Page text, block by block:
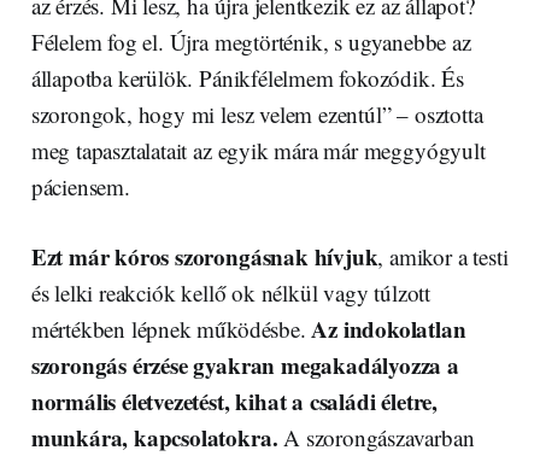
Félelem fog el. Újra megtörténik, s ugyanebbe az
állapotba kerülök. Pánikfélelmem fokozódik. És
szorongok, hogy mi lesz velem ezentúl” – osztotta
meg tapasztalatait az egyik mára már meggyógyult
páciensem.
Ezt már kóros szorongásnak hívjuk, amikor a testi
és lelki reakciók kellő ok nélkül vagy túlzott
mértékben lépnek működésbe. Az indokolatlan
szorongás érzése gyakran megakadályozza a
normális életvezetést, kihat a családi életre,
munkára, kapcsolatokra. A szorongászavarban